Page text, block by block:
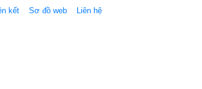
kết Sơ đồ web Liên hệ